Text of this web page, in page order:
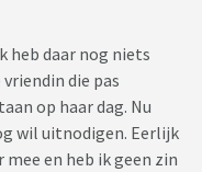
heb daar nog niets
die pas
op haar dag. Nu
wil uitnodigen. Eerlijk
en heb ik geen zin